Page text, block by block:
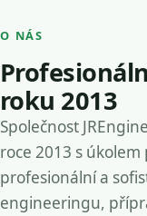
O NÁS
roku 2013
Společnost
roce 2013 s
profesionální a
engineeringu,